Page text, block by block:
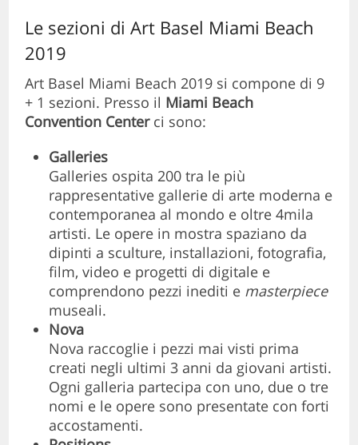
Le sezioni di Art Basel Miami Beach
2019
Art Basel Miami Beach 2019 si compone di 9
+ 1 sezioni. Presso il Miami Beach
Convention Centerci sono:
Galleries
Galleries ospita 200 tra le più
rappresentative gallerie di arte moderna e
contemporanea al mondo e oltre 4mila
artisti. Le opere in mostra spaziano da
dipinti a sculture, installazioni, fotografia,
film, video e progetti di digitale e
comprendono pezzi inediti e masterpiece
museali.
Nova
Nova raccoglie i pezzi mai visti prima
creati negli ultimi 3 anni da giovani artisti.
Ogni galleria partecipa con uno, due o tre
nomi e le opere sono presentate con forti
accostamenti.